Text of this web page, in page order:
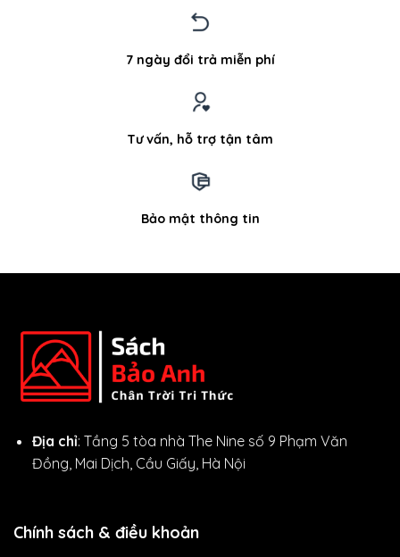
7 ngày đổi trả miễn phí
Tư vấn, hỗ trợ tận tâm
Bảo mật thông tin
Địa chỉ: Tầng 5 tòa nhà The Nine số 9 Phạm Văn
Đồng, Mai Dịch, Cầu Giấy, Hà Nội
Chính sách & điều khoản